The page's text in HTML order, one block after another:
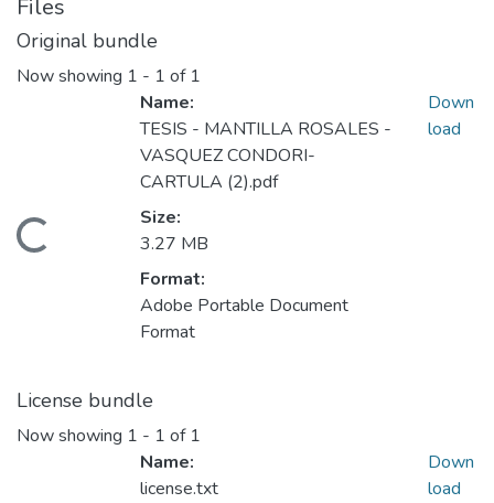
Files
Original bundle
Now showing 1 - 1 of 1
Name:
TESIS - MANTILLA ROSALES -
VASQUEZ CONDORI-
CARTULA (2).pdf
Size:
3.27 MB
Format:
Adobe Portable Document
Format
Down
load
License bundle
Now showing 1 - 1 of 1
Name:
license.txt
Down
load